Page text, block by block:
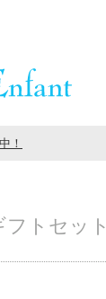
！
フトセット